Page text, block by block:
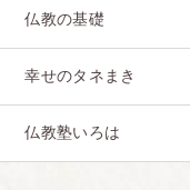
仏教の基礎
幸せのタネまき
仏教塾いろは